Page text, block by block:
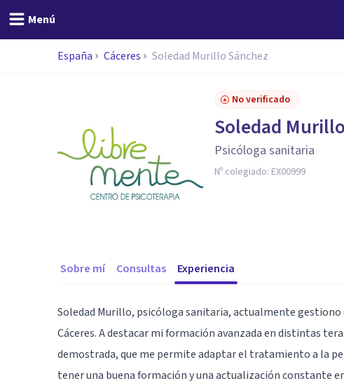
Menú
España Cáceres Soledad Murillo Sánchez
No verificado
Soledad
Psicóloga sanitaria
Nº colegiado: EX00999
Sobre mí Consultas Experiencia
Soledad Murillo, psicóloga sanitaria, actualmente
Cáceres. A destacar mi formación avanzada en distintas
demostrada, que me permite adaptar el tratamiento a la
tener una buena formación y una actualización constante